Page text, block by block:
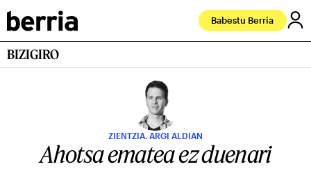
Babestu Berria
BIZIGIRO
ZIENTZIA. ARGI ALDIAN
Ahotsa ematea ez duenari